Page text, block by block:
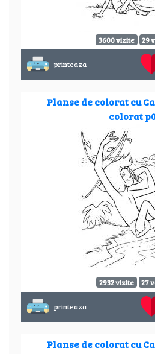
3600 vizite 29
printeaza
Planse de colorat cu
colorat
2932 vizite 27
printeaza
Planse de colorat cu